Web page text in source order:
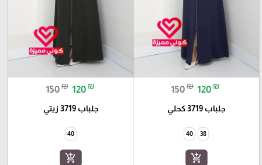
150₪ 120 ₪
جلباب 3719 كحلي
38
40
add_shopping_cart
150₪ 120 ₪
جلباب 3719 زيتي
40
add_shopping_cart